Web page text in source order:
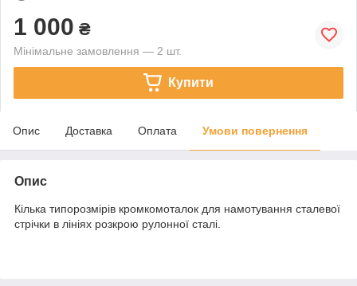
1 000 ₴
Мінімальне замовлення — 2 шт.
Купити
Опис Доставка Оплата Умови повернення
Опис
Кілька типорозмірів кромкомоталок для намотування сталевої
стрічки в лініях розкрою рулонної сталі.